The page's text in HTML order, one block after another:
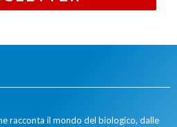
racconta il mondo del biologico, dalle